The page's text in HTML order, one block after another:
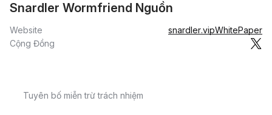
Snardler Wormfriend Nguồn
Website snardler.vipWhitePaper
Cộng Đồng
Tuyên bố miễn trừ trách nhiệm